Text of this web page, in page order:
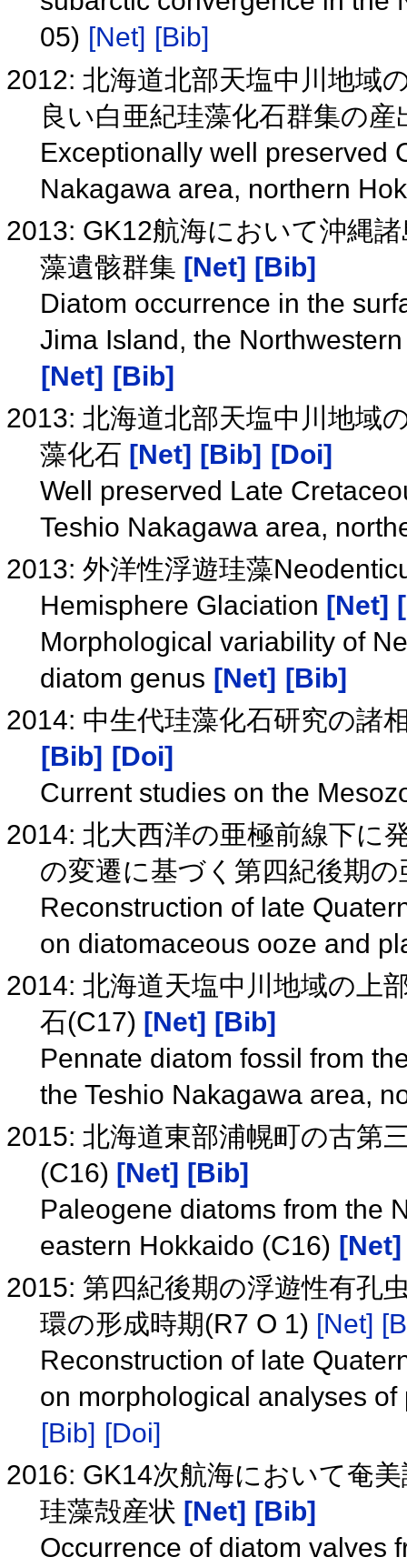
05) [Net] [Bib]
2012: 北海道北部天塩中川地域
良い白亜紀珪藻化石群集の
Exceptionally well preserved
Nakagawa area, northern
2013: GK12航海において沖縄
藻遺骸群集 [Net] [Bib]
Diatom occurrence in the
Jima Island, the
[Net] [Bib]
2013: 北海道北部天塩中川地域
藻化石 [Net] [Bib] [Doi]
Well preserved Late
Teshio Nakagawa area,
2013: 外洋性浮遊珪藻
Hemisphere Glaciation [Net]
Morphological variability of
diatom genus [Net] [Bib]
2014: 中生代珪藻化石研究の諸
[Bib] [Doi]
Current studies on the
2014: 北大西洋の亜極前線下に
の変遷に基づく第四紀後期
Reconstruction of late
on diatomaceous ooze and
2014: 北海道天塩中川地域の上
石(C17) [Net] [Bib]
Pennate diatom fossil from
the Teshio Nakagawa area,
2015: 北海道東部浦幌町の古第
(C16) [Net] [Bib]
Paleogene diatoms from the
eastern Hokkaido (C16) [Net]
2015: 第四紀後期の浮遊性有孔
環の形成時期(R7 O 1) [Net]
Reconstruction of late
on morphological analyses
[Bib] [Doi]
2016: GK14次航海において奄
珪藻殻産状 [Net] [Bib]
Occurrence of diatom valves